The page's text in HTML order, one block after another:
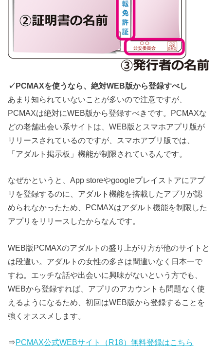
✓PCMAXを使うなら、絶対WEB版から登録すべし
あまり知られていないことが多いので注意ですが、
PCMAXは絶対にWEB版から登録すべきです。PCMAXな
どの老舗出会い系サイトは、WEB版とスマホアプリ版が
リリースされているのですが、スマホアプリ版では、
「アダルト掲示板」機能が制限されているんです。
なぜかというと、App storeやgoogleプレイストアにアプ
リを登録するのに、アダルト機能を搭載したアプリが認
められなかったため、PCMAXはアダルト機能を制限した
アプリをリリースしたからなんです。
WEB版PCMAXのアダルトの盛り上がり方が他のサイトと
は段違い。アダルトの女性の多さは間違いなく日本一で
すね。エッチな話や出会いに興味がないという方でも、
WEBから登録すれば、アプリのアカウントも問題なく使
えるようになるため、初回はWEB版から登録することを
強くオススメします。
⇒PCMAX公式WEBサイト（R18）無料登録はこちら